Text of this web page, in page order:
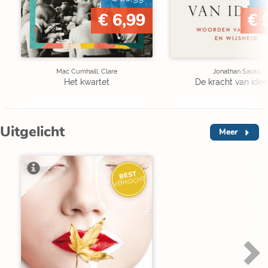
€ 6,99
Mac Cumhaill, Clare
Het kwartet
€
Jonathan Sacks
De kracht van
Uitgelicht Meer
BEST
VERKOCHT